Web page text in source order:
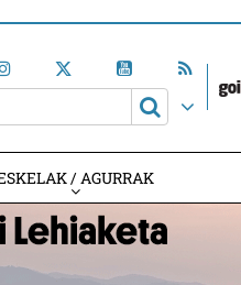
/ AGURRAK